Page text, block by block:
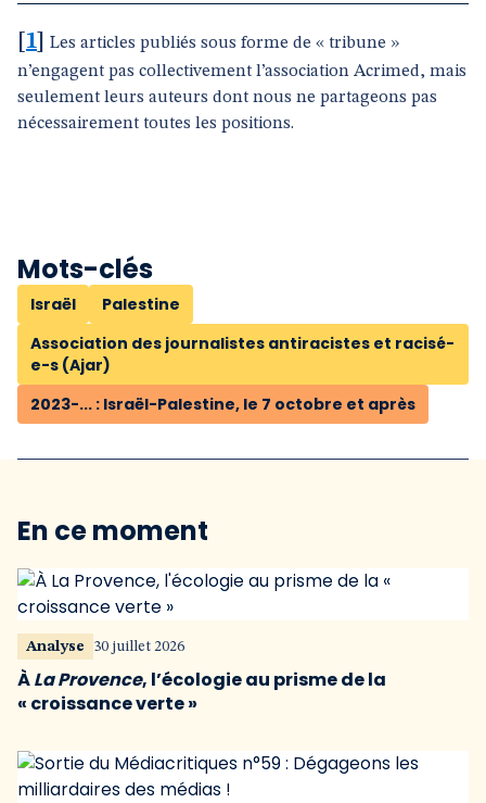
1
Les articles publiés sous forme de « tribune »
n’engagent pas collectivement l’association Acrimed, mais
seulement leurs auteurs dont nous ne partageons pas
nécessairement toutes les positions.
Mots-clés
Israël
Palestine
Association des journalistes antiracistes et racisé-
e-s (Ajar)
2023-... : Israël-Palestine, le 7 octobre et après
En ce moment
Analyse 30 juillet 2026
ÀLa Provence, l’écologie au prisme de la
« croissance verte »